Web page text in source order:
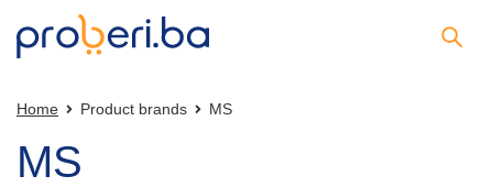
Home Product brands MS
MS